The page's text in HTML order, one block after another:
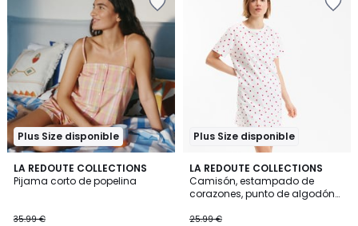
Plus Size disponible
LA REDOUTE COLLECTIONS
Pijama corto de popelina
35.99 €
5
/
Plus Size disponible
LA REDOUTE COLLECTIONS
Camisón, estampado de
corazones, punto de algodón
25.99 €